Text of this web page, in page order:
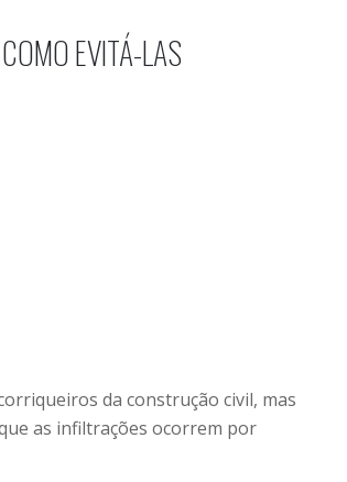
EVITÁ-LAS
da construção civil, mas
as infiltrações ocorrem por